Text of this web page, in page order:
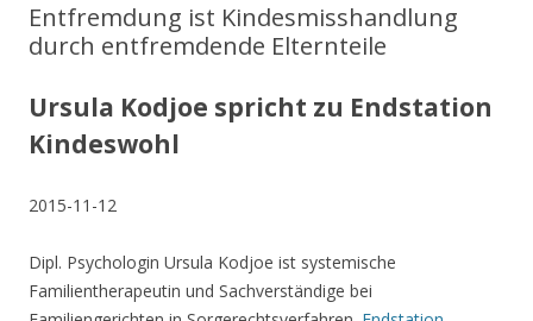
Entfremdung ist Kindesmisshandlung
durch entfremdende Elternteile
Ursula Kodjoe spricht zu Endstation
Kindeswohl
2015-11-12
Dipl. Psychologin Ursula Kodjoe ist systemische
Familientherapeutin und Sachverständige bei